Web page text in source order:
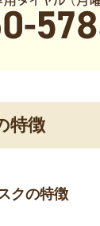
特徴
クの特徴